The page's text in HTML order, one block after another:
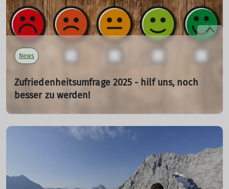
mehr erfahren
News
Zufriedenheitsumfrage 2025 - hilf uns, noch
besser zu werden!
Deine Meinung zählt
Wir möchten sicherstellen, dass unsere Angebote zu
deinen Bedürfnissen passen und wir dir auch in Zukunft
die besten Lösungen bieten können. Daher ist uns deine
Meinung wichtig! Bitte mach bei unserer
Zufriedenheitsumfrage mit.